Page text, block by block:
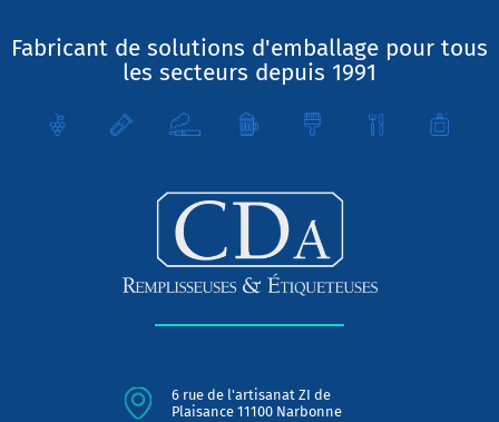
Fabricant de solutions d'emballage pour tous
les secteurs depuis 1991
6 rue de l'artisanat ZI de
Plaisance 11100 Narbonne